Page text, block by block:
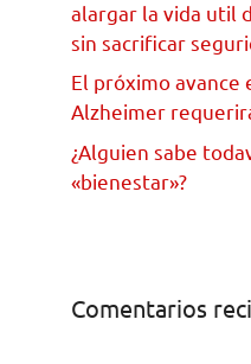
alargar la vida util
sin sacrificar
El próximo avance
Alzheimer
¿Alguien sabe
«bienestar»?
Comentarios